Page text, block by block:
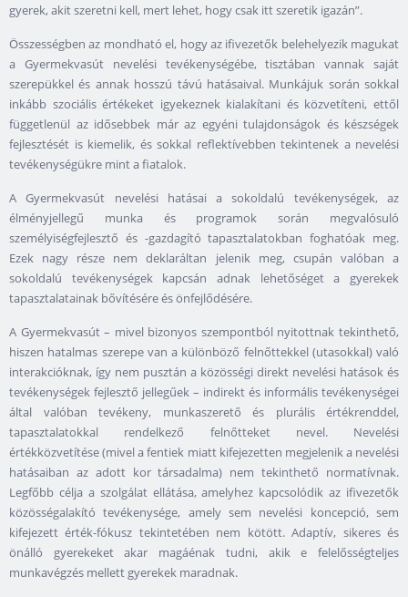
gyerek, akit szeretni kell, mert lehet, hogy csak itt szeretik igazán”.
Összességben az mondható el, hogy az ifivezetők belehelyezik magukat
a Gyermekvasút nevelési tevékenységébe, tisztában vannak saját
szerepükkel és annak hosszú távú hatásaival. Munkájuk során sokkal
inkább szociális értékeket igyekeznek kialakítani és közvetíteni, ettől
függetlenül az idősebbek már az egyéni tulajdonságok és készségek
fejlesztését is kiemelik, és sokkal reflektívebben tekintenek a nevelési
tevékenységükre mint a fiatalok.
A Gyermekvasút nevelési hatásai a sokoldalú tevékenységek, az
élményjellegű munka és programok során megvalósuló
személyiségfejlesztő és -gazdagító tapasztalatokban foghatóak meg.
Ezek nagy része nem deklaráltan jelenik meg, csupán valóban a
sokoldalú tevékenységek kapcsán adnak lehetőséget a gyerekek
tapasztalatainak bővítésére és önfejlődésére.
A Gyermekvasút – mivel bizonyos szempontból nyitottnak tekinthető,
hiszen hatalmas szerepe van a különböző felnőttekkel (utasokkal) való
interakcióknak, így nem pusztán a közösségi direkt nevelési hatások és
tevékenységek fejlesztő jellegűek – indirekt és informális tevékenységei
által valóban tevékeny, munkaszerető és plurális értékrenddel,
tapasztalatokkal rendelkező felnőtteket nevel. Nevelési
értékközvetítése (mivel a fentiek miatt kifejezetten megjelenik a nevelési
hatásaiban az adott kor társadalma) nem tekinthető normatívnak.
Legfőbb célja a szolgálat ellátása, amelyhez kapcsolódik az ifivezetők
közösségalakító tevékenysége, amely sem nevelési koncepció, sem
kifejezett érték-fókusz tekintetében nem kötött. Adaptív, sikeres és
önálló gyerekeket akar magáénak tudni, akik e felelősségteljes
munkavégzés mellett gyerekek maradnak.